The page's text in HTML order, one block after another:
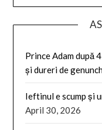
Prince Adam după
și dureri de
Ieftinul e scump și
April 30, 2026